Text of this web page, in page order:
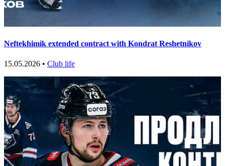
Neftekhimik extended contract with Kondrat Reshetnikov
15.05.2026 • Club life